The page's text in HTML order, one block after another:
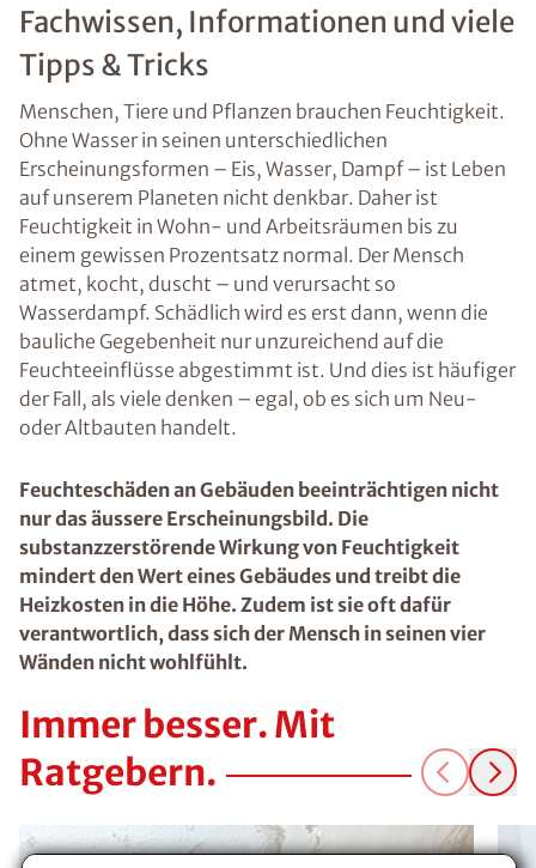
Fachwissen, Informationen und viele
Tipps & Tricks
Menschen, Tiere und Pflanzen brauchen Feuchtigkeit.
Ohne Wasser in seinen unterschiedlichen
Erscheinungsformen – Eis, Wasser, Dampf – ist Leben
auf unserem Planeten nicht denkbar. Daher ist
Feuchtigkeit in Wohn- und Arbeitsräumen bis zu
einem gewissen Prozentsatz normal. Der Mensch
atmet, kocht, duscht – und verursacht so
Wasserdampf. Schädlich wird es erst dann, wenn die
bauliche Gegebenheit nur unzureichend auf die
Feuchteeinflüsse abgestimmt ist. Und dies ist häufiger
der Fall, als viele denken – egal, ob es sich um Neu-
oder Altbauten handelt.
Feuchteschäden an Gebäuden beeinträchtigen nicht
nur das äussere Erscheinungsbild. Die
substanzzerstörende Wirkung von Feuchtigkeit
mindert den Wert eines Gebäudes und treibt die
Heizkosten in die Höhe. Zudem ist sie oft dafür
verantwortlich, dass sich der Mensch in seinen vier
Wänden nicht wohlfühlt.
Immer besser. Mit
Ratgebern.